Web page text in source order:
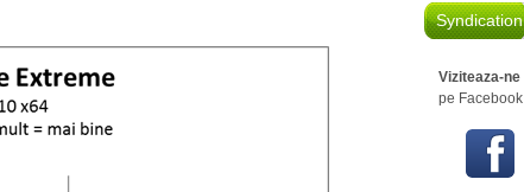
Syndication
Viziteaza-ne
pe Facebook